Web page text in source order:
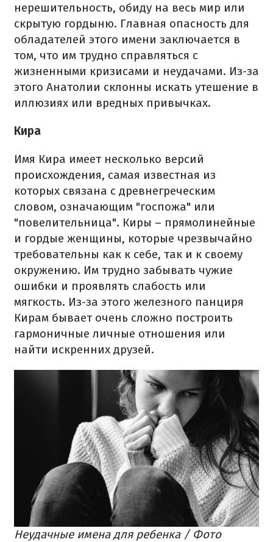
нерешительность, обиду на весь мир или
скрытую гордыню. Главная опасность для
обладателей этого имени заключается в
том, что им трудно справляться с
жизненными кризисами и неудачами. Из-за
этого Анатолии склонны искать утешение в
иллюзиях или вредных привычках.
Кира
Имя Кира имеет несколько версий
происхождения, самая известная из
которых связана с древнегреческим
словом, означающим "госпожа" или
"повелительница". Киры – прямолинейные
и гордые женщины, которые чрезвычайно
требовательны как к себе, так и к своему
окружению. Им трудно забывать чужие
ошибки и проявлять слабость или
мягкость. Из-за этого железного панциря
Кирам бывает очень сложно построить
гармоничные личные отношения или
найти искренних друзей.
Неудачные имена для ребенка / Фото